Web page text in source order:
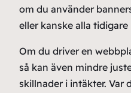
om du använder
eller kanske alla tidigare
Om du driver en
så kan även mindre
skillnader i intäkter. Var